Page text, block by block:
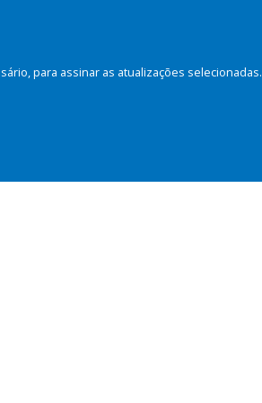
para assinar as atualizações selecionadas.